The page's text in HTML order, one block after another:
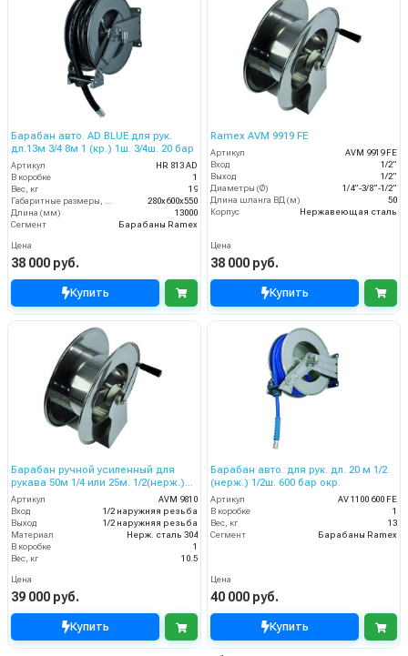
Барабан авто. AD BLUE для рук.
дл.13м 3/4 8м 1 (кр.) 1ш. 3/4ш. 20 бар
Артикул
HR 813 AD
В коробке
1
Вес, кг
19
280x600x550
Длина (мм)
13000
Сегмент
Барабаны Ramex
Цена
38 000 руб.
Купить
Ramex AVM 9919 FE
Артикул
AVM 9919 FE
Вход
1/2”
Выход
1/2”
Диаметры (Ø)
1/4”-3/8”-1/2”
Длина шланга ВД (м)
50
Корпус
Нержавеющая сталь
Цена
38 000 руб.
Купить
Барабан ручной усиленный для
рукава 50м 1/4 или 25м. 1/2(нерж.)
1/2ш.1/2ш. 200 бар.
Артикул
AVM 9810
Вход
1/2 наружняя резьба
Выход
1/2 наружняя резьба
Материал
Нерж. сталь 304
В коробке
1
Вес, кг
10.5
Цена
39 000 руб.
Купить
Барабан авто. для рук. дл. 20 м 1/2
(нерж.) 1/2ш. 600 бар окр.
Артикул
AV 1100 600 FE
В коробке
1
Вес, кг
13
Сегмент
Барабаны Ramex
Цена
40 000 руб.
Купить